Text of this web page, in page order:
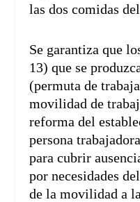
las dos comidas
Se garantiza que
13) que se
(permuta de
movilidad de
reforma del
persona
para cubrir
por necesidades
de la movilidad a